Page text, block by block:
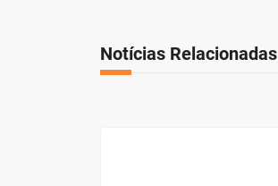
Notícias Relacionadas